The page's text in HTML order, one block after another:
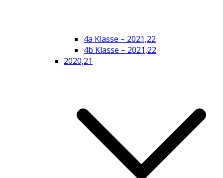
4a Klasse – 2021,22
4b Klasse – 2021,22
2020,21